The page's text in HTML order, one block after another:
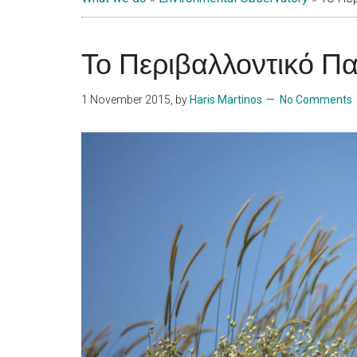
Islands
Το Περιβαλλοντικό
1 November 2015 , by Haris Martinos No Comments